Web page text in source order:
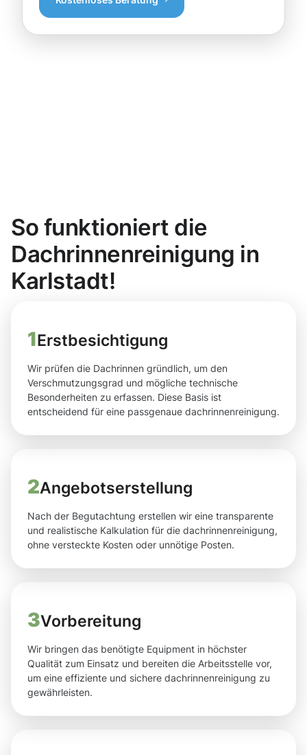
So funktioniert die
Dachrinnenreinigung in
Karlstadt!
1Erstbesichtigung
Wir prüfen die Dachrinnen gründlich, um den
Verschmutzungsgrad und mögliche technische
Besonderheiten zu erfassen. Diese Basis ist
entscheidend für eine passgenaue dachrinnenreinigung.
2Angebotserstellung
Nach der Begutachtung erstellen wir eine transparente
und realistische Kalkulation für die dachrinnenreinigung,
ohne versteckte Kosten oder unnötige Posten.
3Vorbereitung
Wir bringen das benötigte Equipment in höchster
Qualität zum Einsatz und bereiten die Arbeitsstelle vor,
um eine effiziente und sichere dachrinnenreinigung zu
gewährleisten.